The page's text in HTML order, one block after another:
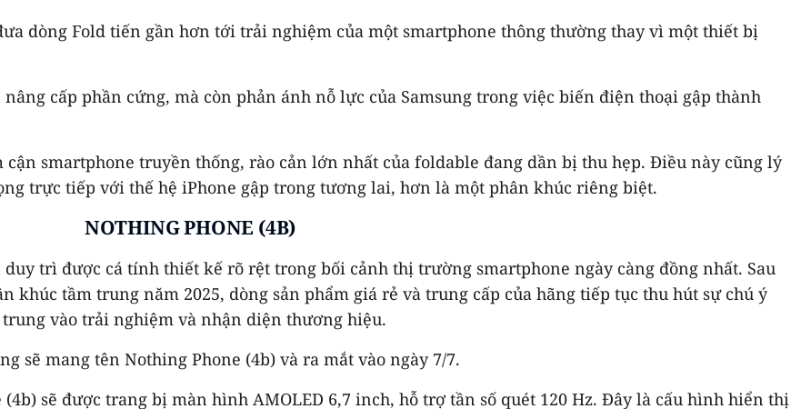
dòng Fold tiến gần hơn tới trải nghiệm của một smartphone thông thường thay vì một thiết bị
cấp phần cứng, mà còn phản ánh nỗ lực của Samsung trong việc biến điện thoại gập thành
smartphone truyền thống, rào cản lớn nhất của foldable đang dần bị thu hẹp. Điều này cũng lý
trực tiếp với thế hệ iPhone gập trong tương lai, hơn là một phân khúc riêng biệt.
NOTHING PHONE (4B)
trì được cá tính thiết kế rõ rệt trong bối cảnh thị trường smartphone ngày càng đồng nhất. Sau
khúc tầm trung năm 2025, dòng sản phẩm giá rẻ và trung cấp của hãng tiếp tục thu hút sự chú ý
vào trải nghiệm và nhận diện thương hiệu.
sẽ mang tên Nothing Phone (4b) và ra mắt vào ngày 7/7.
sẽ được trang bị màn hình AMOLED 6,7 inch, hỗ trợ tần số quét 120 Hz. Đây là cấu hình hiển thị